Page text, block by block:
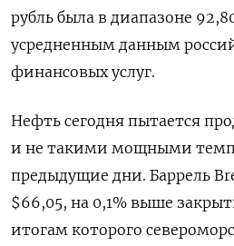
рубль была в диапазоне
усредненным данным
финансовых услуг.
Нефть сегодня пытается
и не такими мощными
предыдущие дни. Баррель
$66,05, на 0,1% выше
итогам которого